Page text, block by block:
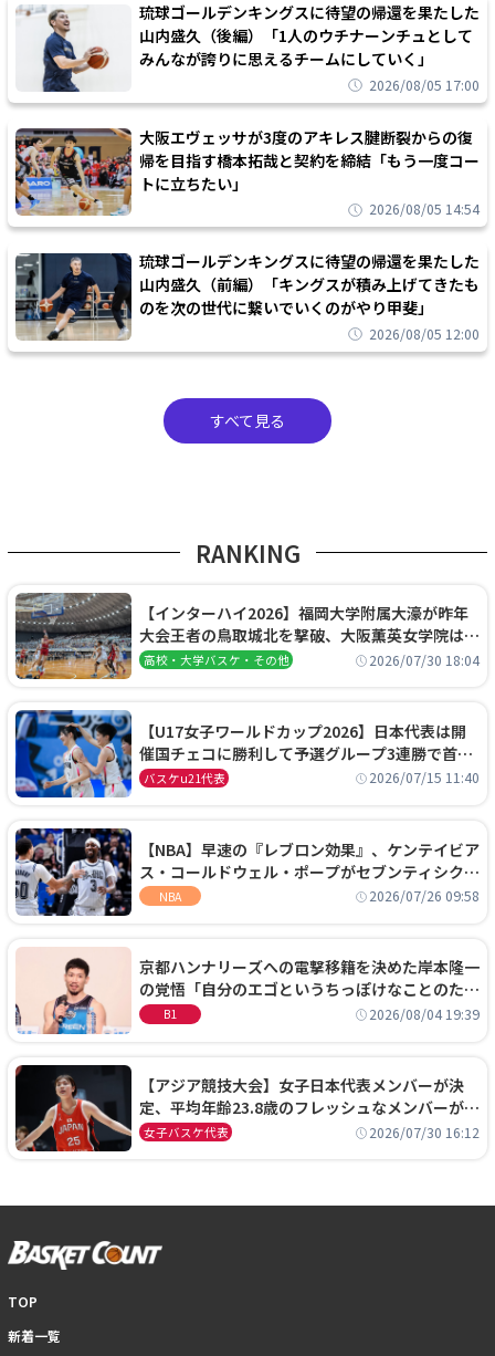
琉球ゴールデンキングスに待望の帰還を果たした
山内盛久（後編）「1人のウチナーンチュとして
みんなが誇りに思えるチームにしていく」
2026/08/05 17:00
大阪エヴェッサが3度のアキレス腱断裂からの復
帰を目指す橋本拓哉と契約を締結「もう一度コー
トに立ちたい」
2026/08/05 14:54
琉球ゴールデンキングスに待望の帰還を果たした
山内盛久（前編）「キングスが積み上げてきたも
のを次の世代に繋いでいくのがやり甲斐」
2026/08/05 12:00
すべて見る
RANKING
【インターハイ2026】福岡大学附属大濠が昨年
大会王者の鳥取城北を撃破、大阪薫英女学院は岐
阜女子に完勝、大会3日目試合結果
高校・大学バスケ・その他 2026/07/30 18:04
【U17女子ワールドカップ2026】日本代表は開
催国チェコに勝利して予選グループ3連勝で首位
通過！準々決勝の相手はエジプトに決定
バスケu21代表 2026/07/15 11:40
【NBA】早速の『レブロン効果』、ケンテイビア
ス・コールドウェル・ポープがセブンティシクサ
ーズに1年契約で加入
NBA 2026/07/26 09:58
京都ハンナリーズへの電撃移籍を決めた岸本隆一
の覚悟「自分のエゴというちっぽけなことのため
に、京都に来たわけではない」
B1 2026/08/04 19:39
【アジア競技大会】女子日本代表メンバーが決
定、平均年齢23.8歳のフレッシュなメンバーが日
本開催の大舞台で頂点を狙う
女子バスケ代表 2026/07/30 16:12
TOP
新着一覧